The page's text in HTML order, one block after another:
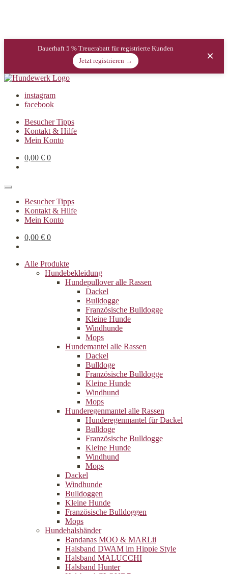
Dauerhaft 5 % Treuerabatt für registrierte Kunden
Jetzt registrieren →
×
instagram
facebook
Besucher Tipps
Kontakt & Hilfe
Mein Konto
0,00 € 0
Besucher Tipps
Kontakt & Hilfe
Mein Konto
0,00 € 0
Alle Produkte
Hundebekleidung
Hundepullover alle Rassen
Dackel
Bulldogge
Französische Bulldogge
Kleine Hunde
Windhunde
Mops
Hundemantel alle Rassen
Dackel
Bulldoge
Französische Bulldogge
Kleine Hunde
Windhund
Mops
Hunderegenman­tel alle Rassen
Hunderegenmantel für Dackel
Bulldoge
Französische Bulldogge
Kleine Hunde
Windhund
Mops
Dackel
Windhunde
Bulldoggen
Kleine Hunde
Französische Bulldoggen
Mops
Hundehalsbänder
Bandanas MOO & MARLii
Halsband DWAM im Hippie Style
Halsband MALUCCHI
Halsband Hunter